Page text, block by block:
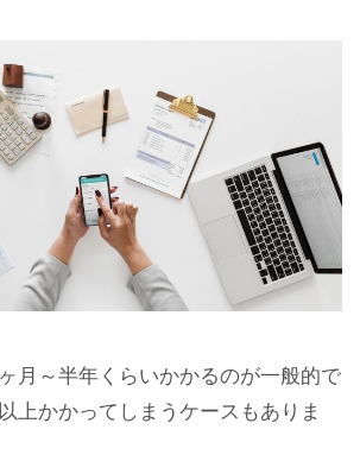
月～半年くらいかかるのが一般的で
上かかってしまうケースもありま